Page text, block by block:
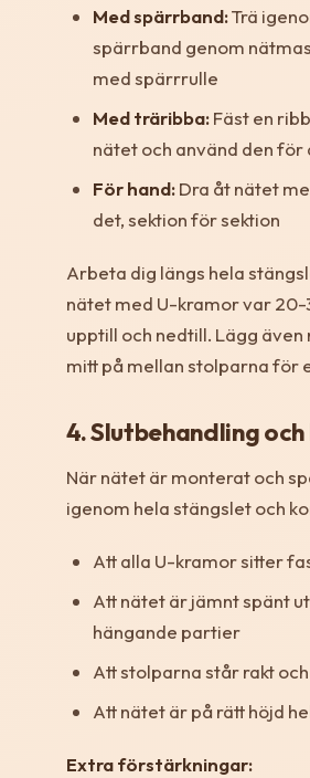
Med spärrband:Trä
spärrband genom
med spärrrulle
Med träribba:Fäst en
nätet och använd den för
För hand:Dra åt nätet
det, sektion för sektion
Arbeta dig längs hela
nätet med U-kramor var 20-
upptill och nedtill. Lägg
mitt på mellan stolparna för
4. Slutbehandling
När nätet är monterat och
igenom hela stängslet och
Att alla U-kramor sitter
Att nätet är jämnt spänt
hängande partier
Att stolparna står rakt
Att nätet är på rätt höjd
Extra förstärkningar: